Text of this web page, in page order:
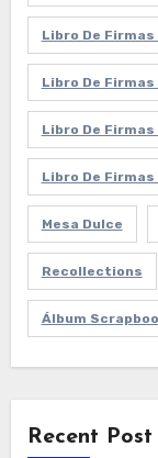
Libro De Firmas
Libro De
Libro De
Libro De
Mesa Dulce
Recollections
Álbum
Recent Post